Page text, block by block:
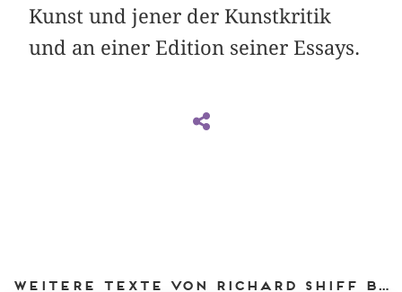
Kunst und jener der Kunstkritik
und an einer Edition seiner Essays.
Weitere Texte von Richard Shiff bei DIAPHANES